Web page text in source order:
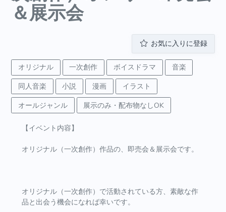
＆展示会
お気に入りに登録
オリジナル 一次創作 ボイスドラマ
音楽
同人音楽
小説 漫画
イラスト
オールジャンル
展示のみ・配布物なしOK
【イベント内容】
オリジナル（一次創作）作品の、即売会＆展示会です。
オリジナル（一次創作）で活動されている方、素敵な作
品と出会う機会になれば幸いです。